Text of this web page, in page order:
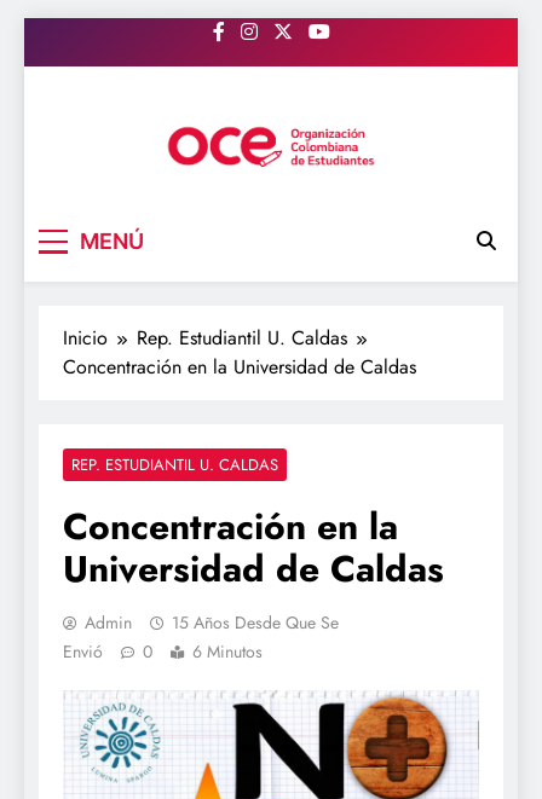
al
MENÚ
Inicio
Rep. Estudiantil U. Caldas
Concentración en la Universidad de Caldas
REP. ESTUDIANTIL U. CALDAS
Concentración en la
Universidad de Caldas
Admin
15 Años Desde Que Se
Envió
0 6 Minutos